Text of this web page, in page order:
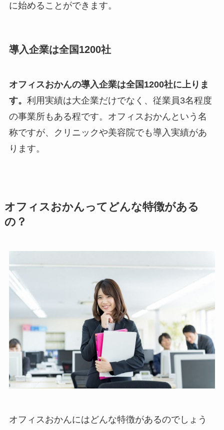
に始めることができます。
導入企業は全国1200社
オフィスおかんの導入企業は全国1200社に上りま
す。 利用実績は大企業だけでなく、従業員3名程度
の事業所もある程です。オフィスおかんという名
称ですが、クリニックや美容院でも導入実績があ
ります。
オフィスおかんってどんな特徴がある
の？
オフィスおかんにはどんな特徴があるのでしょう